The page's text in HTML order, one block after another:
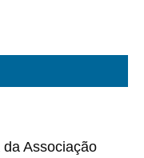
Associação